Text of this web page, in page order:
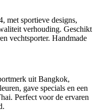
met sportieve designs,
verhouding. Geschikt
vechtsporter. Handmade
uit Bangkok,
gave specials en een
Perfect voor de ervaren